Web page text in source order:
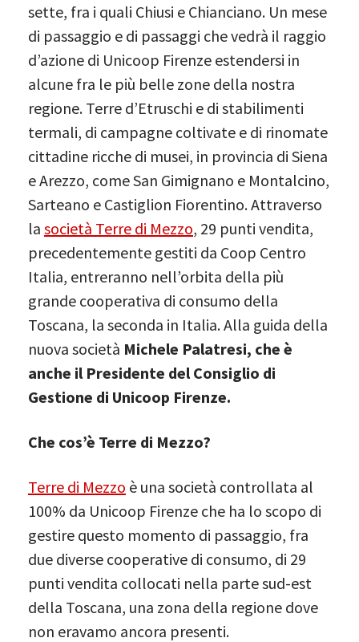
sette, fra i quali Chiusi e Chianciano. Un mese
di passaggio e di passaggi che vedrà il raggio
d’azione di Unicoop Firenze estendersi in
alcune fra le più belle zone della nostra
regione. Terre d’Etruschi e di stabilimenti
termali, di campagne coltivate e di rinomate
cittadine ricche di musei, in provincia di Siena
e Arezzo, come San Gimignano e Montalcino,
Sarteano e Castiglion Fiorentino. Attraverso
la società Terre di Mezzo, 29 punti vendita,
precedentemente gestiti da Coop Centro
Italia, entreranno nell’orbita della più
grande cooperativa di consumo della
Toscana, la seconda in Italia. Alla guida della
nuova società Michele Palatresi, che è
anche il Presidente del Consiglio di
Gestione di Unicoop Firenze.
Che cos’è Terre di Mezzo?
Terre di Mezzo è una società controllata al
100% da Unicoop Firenze che ha lo scopo di
gestire questo momento di passaggio, fra
due diverse cooperative di consumo, di 29
punti vendita collocati nella parte sud-est
della Toscana, una zona della regione dove
non eravamo ancora presenti.